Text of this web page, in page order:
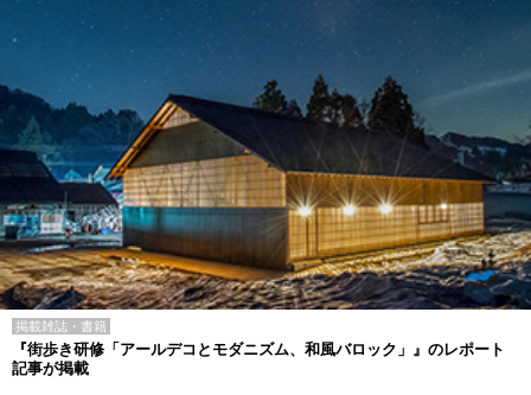
掲載雑誌・書籍
『街歩き研修「アールデコとモダニズム、和風バロック」』のレポート
記事が掲載